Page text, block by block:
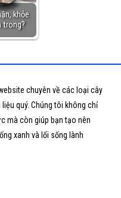
khỏe
trong?
chuyên về các loại cây
quý. Chúng tôi không chỉ
mà còn giúp bạn tạo nên
xanh và lối sống lành